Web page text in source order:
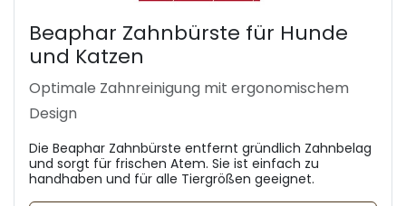
Beaphar Zahnbürste für Hunde
und Katzen
Optimale Zahnreinigung mit ergonomischem
Design
Die Beaphar Zahnbürste entfernt gründlich Zahnbelag
und sorgt für frischen Atem. Sie ist einfach zu
handhaben und für alle Tiergrößen geeignet.